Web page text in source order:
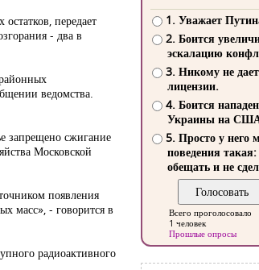
передает
- два в
ведомства.
запрещено сжигание
Московской
появления
масс», - говорится в
радиоактивного
1. Уважает
2. Боится
эскалацию
3. Никому не
лицензии.
4. Боится
Украины на
5. Просто у него
поведения такая:
обещать и не
Всего проголосовало
1 человек
Прошлые опросы